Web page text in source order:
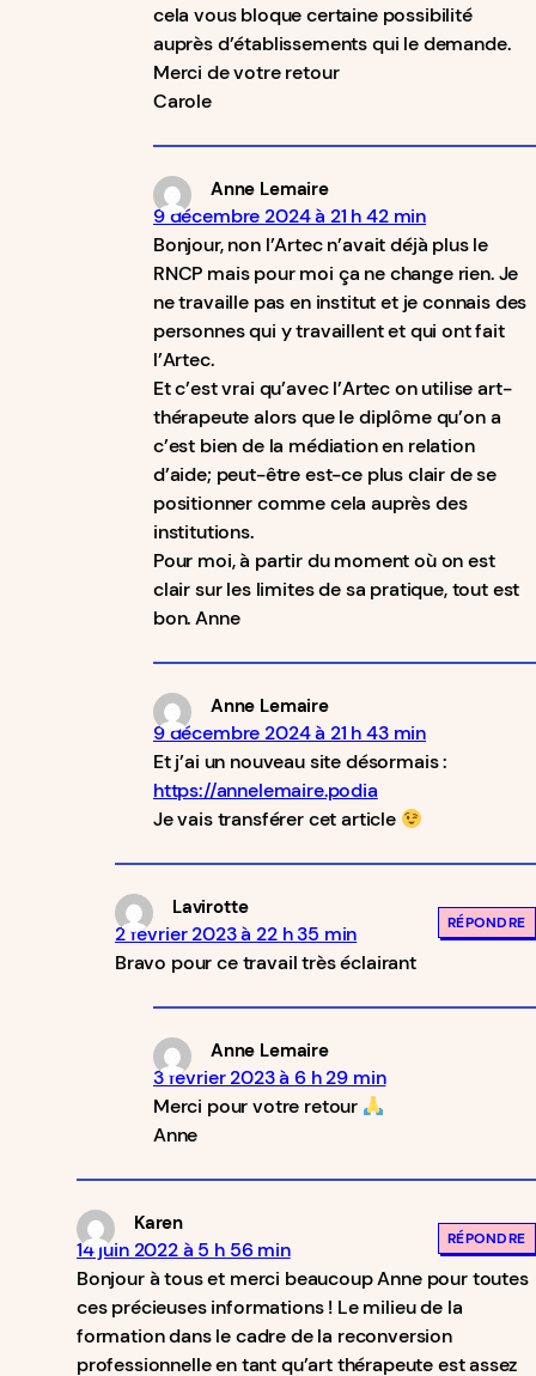
cela vous bloque certaine possibilité
auprès d’établissements qui le demande.
Merci de votre retour
Carole
Anne Lemaire
9 décembre 2024 à 21 h 42 min
Bonjour, non l’Artec n’avait déjà plus le
RNCP mais pour moi ça ne change rien. Je
ne travaille pas en institut et je connais des
personnes qui y travaillent et qui ont fait
l’Artec.
Et c’est vrai qu’avec l’Artec on utilise art-
thérapeute alors que le diplôme qu’on a
c’est bien de la médiation en relation
d’aide; peut-être est-ce plus clair de se
positionner comme cela auprès des
institutions.
Pour moi, à partir du moment où on est
clair sur les limites de sa pratique, tout est
bon. Anne
Anne Lemaire
9 décembre 2024 à 21 h 43 min
Et j’ai un nouveau site désormais :
https://annelemaire.podia
Je vais transférer cet article
Lavirotte
2 février 2023 à 22 h 35 min
Bravo pour ce travail très éclairant
RÉPONDRE
Anne Lemaire
3 février 2023 à 6 h 29 min
Merci pour votre retour
Anne
Karen
14 juin 2022 à 5 h 56 min
Bonjour à tous et merci beaucoup Anne pour toutes
ces précieuses informations ! Le milieu de la
formation dans le cadre de la reconversion
professionnelle en tant qu’art thérapeute est assez
RÉPONDRE